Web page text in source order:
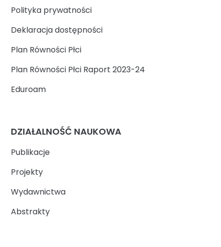
Polityka prywatności
Deklaracja dostępności
Plan Równości Płci
Plan Równości Płci Raport 2023-24
Eduroam
DZIAŁALNOŚĆ NAUKOWA
Publikacje
Projekty
Wydawnictwa
Abstrakty